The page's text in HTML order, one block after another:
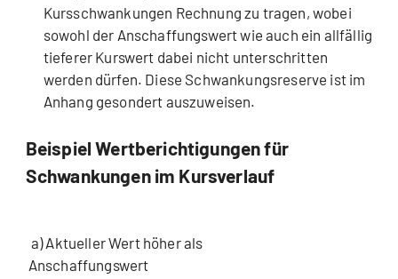
Kursschwankungen Rechnung zu tragen, wobei
sowohl der Anschaffungswert wie auch ein allfällig
tieferer Kurswert dabei nicht unterschritten
werden dürfen. Diese Schwankungsreserve ist im
Anhang gesondert auszuweisen.
Beispiel Wertberichtigungen für
Schwankungen im Kursverlauf
a) Aktueller Wert höher als
Anschaffungswert